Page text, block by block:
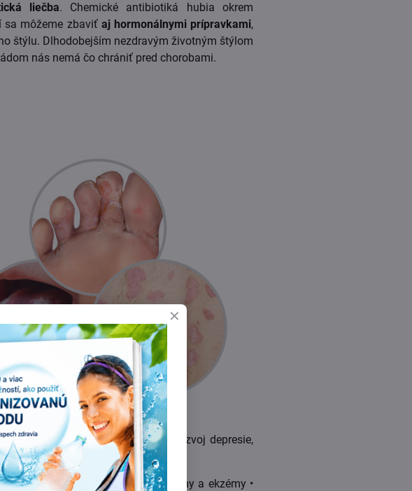
liečba. Chemické antibiotiká hubia okrem
sa môžeme zbaviť aj hormonálnymi prípravkami,
štýlu. Dlhodobejším nezdravým životným štýlom
nás nemá čo chrániť pred chorobami.
• poruchy pozornosti a pamäti • rozvoj depresie,
na pokožke• Kožné problémy a ekzémy •